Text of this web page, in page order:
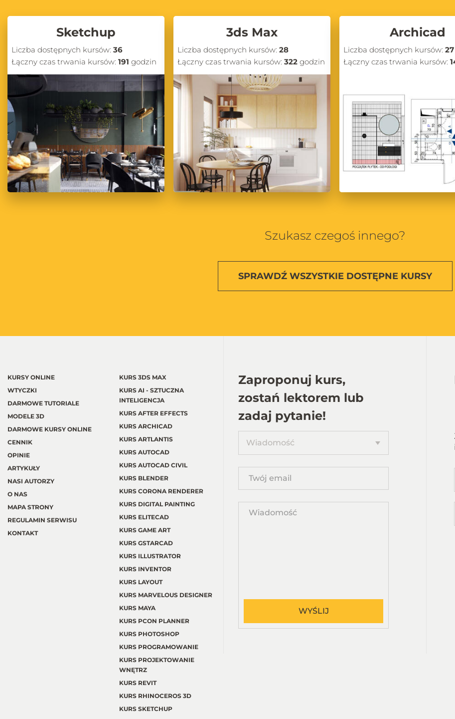
Sketchup
Liczba dostępnych kursów: 36
Łączny czas trwania kursów: 191 godzin
3ds Max
Liczba dostępnych kursów: 28
Łączny czas trwania kursów: 322godzin
Archicad
Liczba dostępnych kursów: 27
Łączny czas trwania kursów:
Szukasz czegoś innego?
SPRAWDŹ WSZYSTKIEDOSTĘPNE KURSY
KURSY ONLINE
WTYCZKI
DARMOWE TUTORIALE
MODELE 3D
DARMOWE KURSY ONLINE
CENNIK
OPINIE
ARTYKUŁY
NASI AUTORZY
O NAS
MAPA STRONY
REGULAMIN SERWISU
KONTAKT
KURS 3DS MAX
KURS AI - SZTUCZNA
INTELIGENCJA
KURS AFTER EFFECTS
KURS ARCHICAD
KURS ARTLANTIS
KURS AUTOCAD
KURS AUTOCAD CIVIL
KURS BLENDER
KURS CORONA RENDERER
KURS DIGITAL PAINTING
KURS ELITECAD
KURS GAME ART
KURS GSTARCAD
KURS ILLUSTRATOR
KURS INVENTOR
KURS LAYOUT
KURS MARVELOUS DESIGNER
KURS MAYA
KURS PCON PLANNER
KURS PHOTOSHOP
KURS PROGRAMOWANIE
KURS PROJEKTOWANIE
WNĘTRZ
KURS REVIT
KURS RHINOCEROS 3D
KURS SKETCHUP
Zaproponuj kurs,
zostań lektorem lub
zadaj pytanie!
kurs
Wiadomość
email
propozycję
WYŚLIJ